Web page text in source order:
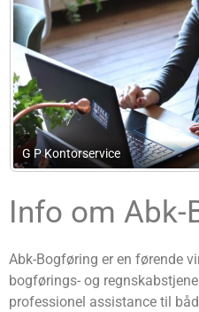
Info om Abk-
Abk-Bogføring er en førende
bogførings- og
professionel assistance til